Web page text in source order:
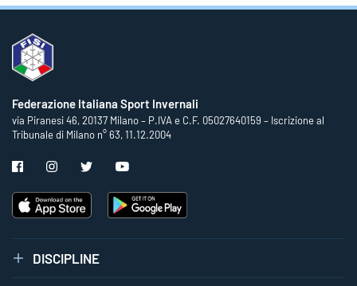
Federazione Italiana Sport Invernali
via Piranesi 46, 20137 Milano – P.IVA e C.F. 05027640159 – Iscrizione al
Tribunale di Milano n° 63, 11.12.2004
DISCIPLINE